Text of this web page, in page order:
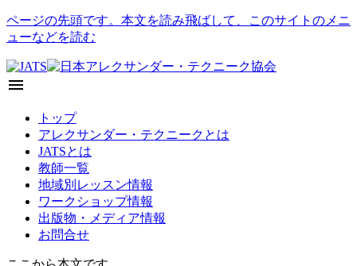
ページの先頭です。本文を読み飛ばして、このサイトのメニ
ューなどを読む
menu
トップ
アレクサンダー・テクニークとは
JATSとは
教師一覧
地域別レッスン情報
ワークショップ情報
出版物・メディア情報
お問合せ